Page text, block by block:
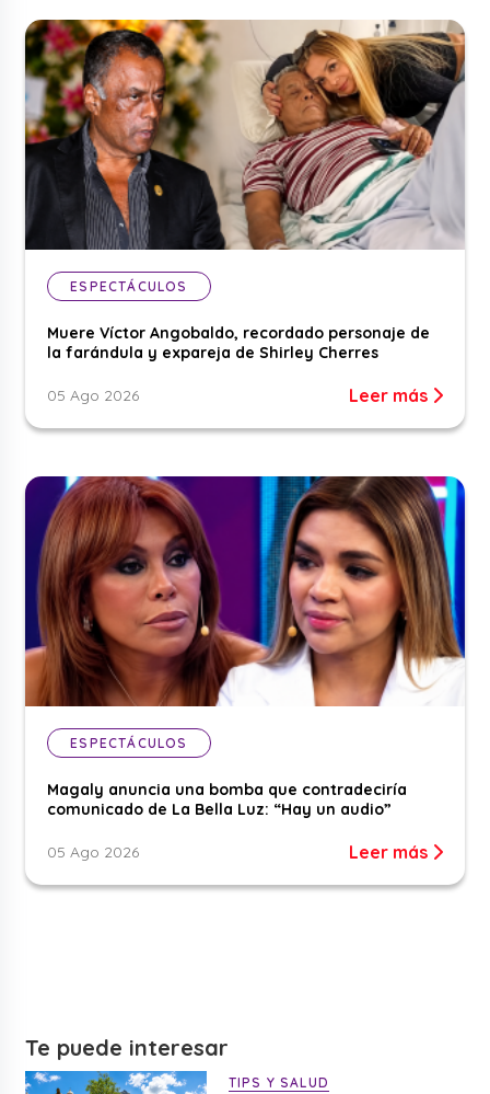
ESPECTÁCULOS
Muere Víctor Angobaldo, recordado personaje de
la farándula y expareja de Shirley Cherres
05 Ago 2026 Leer más
ESPECTÁCULOS
Magaly anuncia una bomba que contradeciría
comunicado de La Bella Luz: “Hay un audio”
05 Ago 2026 Leer más
Te puede interesar
TIPS Y SALUD